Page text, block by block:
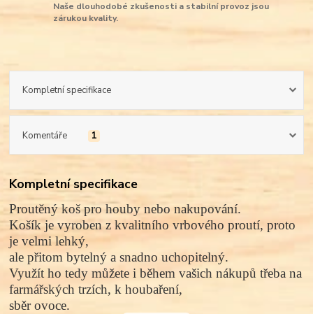
Naše dlouhodobé zkušenosti a stabilní provoz jsou
zárukou kvality.
Kompletní specifikace
Komentáře 1
Kompletní specifikace
Proutěný koš pro houby nebo nakupování.
Košík je vyroben z kvalitního vrbového proutí, proto
je velmi lehký,
ale přitom bytelný a snadno uchopitelný.
Využít ho tedy můžete i během vašich nákupů třeba na
farmářských trzích, k houbaření,
sběr ovoce.